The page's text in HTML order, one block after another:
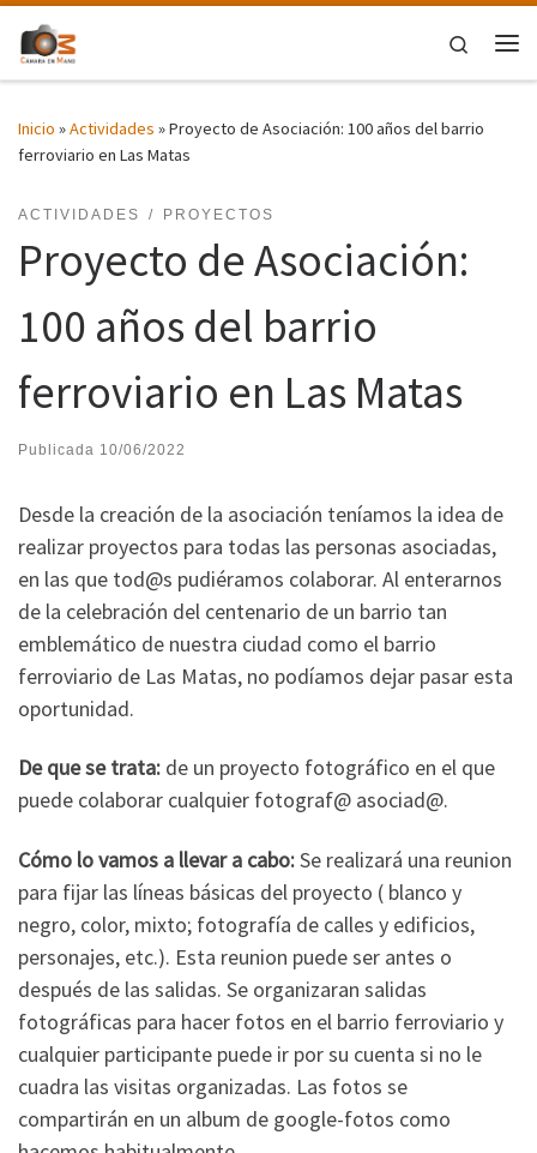
Saltar al contenido
Search
Inicio »Actividades »Proyecto de Asociación: 100 años del barrio
ferroviario en Las Matas
ACTIVIDADES PROYECTOS
Proyecto de Asociación:
100 años del barrio
ferroviario en Las Matas
Publicada 10/06/2022
Desde la creación de la asociación teníamos la idea de
realizar proyectos para todas las personas asociadas,
en las que tod@s pudiéramos colaborar. Al enterarnos
de la celebración del centenario de un barrio tan
emblemático de nuestra ciudad como el barrio
ferroviario de Las Matas, no podíamos dejar pasar esta
oportunidad.
De que se trata: de un proyecto fotográfico en el que
puede colaborar cualquier fotograf@ asociad@.
Cómo lo vamos a llevar a cabo:Se realizará una reunion
para fijar las líneas básicas del proyecto ( blanco y
negro, color, mixto; fotografía de calles y edificios,
personajes, etc.). Esta reunion puede ser antes o
después de las salidas. Se organizaran salidas
fotográficas para hacer fotos en el barrio ferroviario y
cualquier participante puede ir por su cuenta si no le
cuadra las visitas organizadas. Las fotos se
compartirán en un album de google-fotos como